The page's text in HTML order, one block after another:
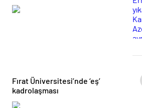
Fırat Üniversitesi’nde ‘eş’
kadrolaşması